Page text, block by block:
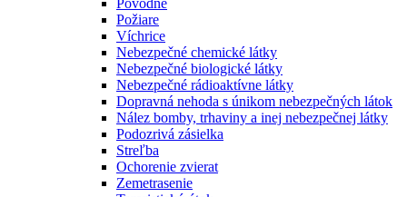
Požiare
Víchrice
Nebezpečné chemické látky
Nebezpečné biologické látky
Nebezpečné rádioaktívne látky
Dopravná nehoda s únikom nebezpečných látok
Nález bomby, trhaviny a inej nebezpečnej látky
Podozrivá zásielka
Streľba
Ochorenie zvierat
Zemetrasenie